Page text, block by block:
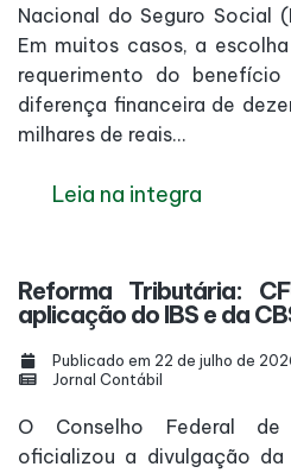
Nacional do Seguro Social
Em muitos casos, a
requerimento do
diferença financeira de
milhares de reais...
Leia na integra
Reforma Tributária:
aplicação do IBS e da
Publicado em 22 de julho de
Jornal Contábil
O Conselho Federal de
oficializou a divulgação da